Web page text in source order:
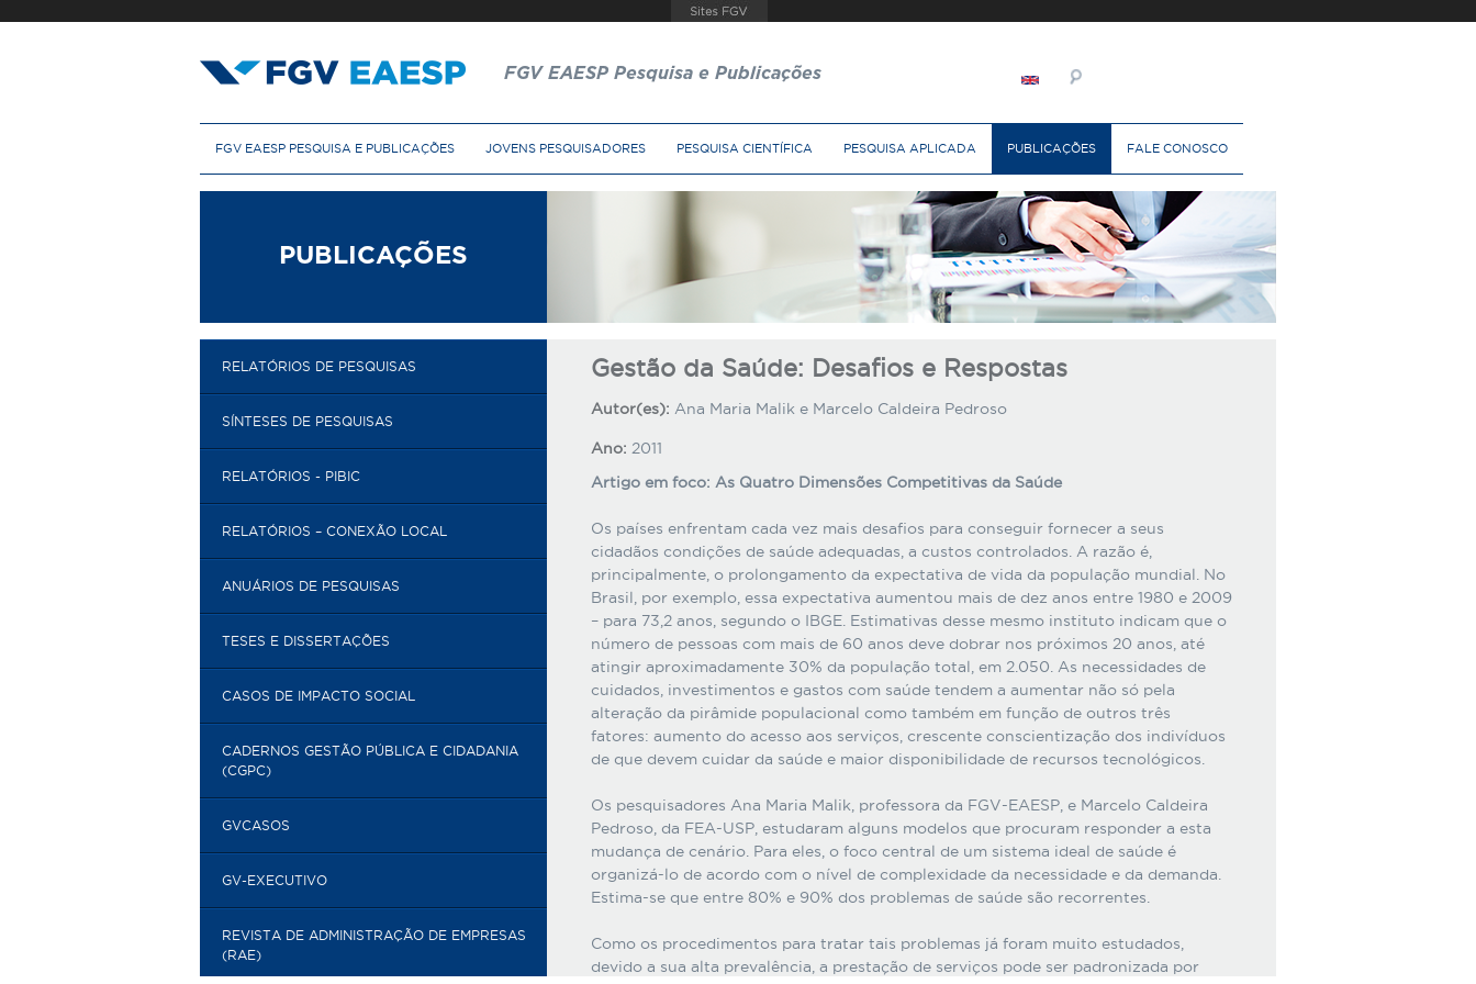
FGV EAESP Pesquisa e Publicações
n
c
i
a
FGV EAESP PESQUISA E PUBLICAÇÕES JOVENS PESQUISADORES PESQUISA CIENTÍFICA PESQUISA APLICADA PUBLICAÇÕES FALE CONOSCO
PUBLICAÇÕES
Gestão da Saúde: Desafios e Respostas
Autor(es): Ana Maria Malik e Marcelo Caldeira Pedroso
Ano: 2011
Artigo em foco: As Quatro Dimensões Competitivas da Saúde
Os países enfrentam cada vez mais desafios para conseguir fornecer a seus
cidadãos condições de saúde adequadas, a custos controlados. A razão é,
principalmente, o prolongamento da expectativa de vida da população mundial. No
Brasil, por exemplo, essa expectativa aumentou mais de dez anos entre 1980 e 2009
– para 73,2 anos, segundo o IBGE. Estimativas desse mesmo instituto indicam que o
número de pessoas com mais de 60 anos deve dobrar nos próximos 20 anos, até
atingir aproximadamente 30% da população total, em 2.050. As necessidades de
cuidados, investimentos e gastos com saúde tendem a aumentar não só pela
alteração da pirâmide populacional como também em função de outros três
fatores: aumento do acesso aos serviços, crescente conscientização dos indivíduos
de que devem cuidar da saúde e maior disponibilidade de recursos tecnológicos.
Os pesquisadores Ana Maria Malik, professora da FGV-EAESP, e Marcelo Caldeira
Pedroso, da FEA-USP, estudaram alguns modelos que procuram responder a esta
mudança de cenário. Para eles, o foco central de um sistema ideal de saúde é
organizá-lo de acordo com o nível de complexidade da necessidade e da demanda.
Estima-se que entre 80% e 90% dos problemas de saúde são recorrentes.
Como os procedimentos para tratar tais problemas já foram muito estudados,
devido a sua alta prevalência, a prestação de serviços pode ser padronizada por
RELATÓRIOS DE PESQUISAS
SÍNTESES DE PESQUISAS
RELATÓRIOS - PIBIC
RELATÓRIOS – CONEXÃO LOCAL
ANUÁRIOS DE PESQUISAS
TESES E DISSERTAÇÕES
CASOS DE IMPACTO SOCIAL
CADERNOS GESTÃO PÚBLICA E CIDADANIA
(CGPC)
GVCASOS
GV-EXECUTIVO
REVISTA DE ADMINISTRAÇÃO DE EMPRESAS
(RAE)